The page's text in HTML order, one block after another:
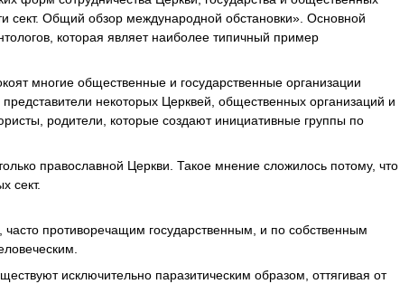
сект. Общий обзор международной обстановки». Основной
которая являет наиболее типичный пример
многие общественные и государственные организации
некоторых Церквей, общественных организаций и
родители, которые создают инициативные группы по
православной Церкви. Такое мнение сложилось потому, что
сект.
противоречащим государственным, и по собственным
исключительно паразитическим образом, оттягивая от